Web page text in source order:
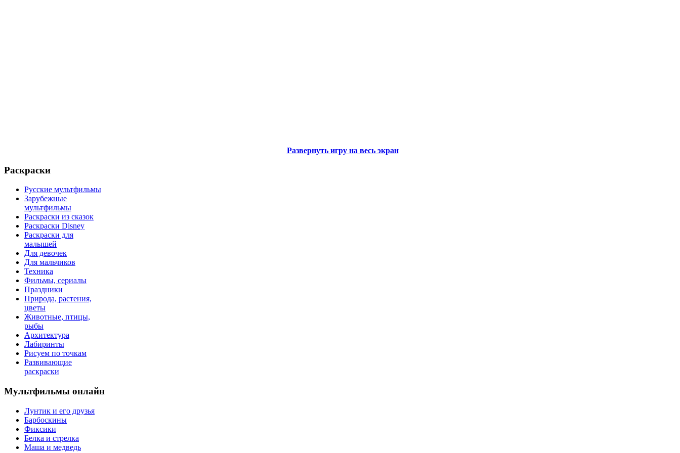
Развернуть игру на весь экран
Раскраски
Русские мультфильмы
Зарубежные
мультфильмы
Раскраски из сказок
Раскраски Disney
Раскраски для
малышей
Для девочек
Для мальчиков
Техника
Фильмы, сериалы
Праздники
Природа, растения,
цветы
Животные, птицы,
рыбы
Архитектура
Лабиринты
Рисуем по точкам
Развивающие
раскраски
Мультфильмы онлайн
Лунтик и его друзья
Барбоскины
Фиксики
Белка и стрелка
Маша и медведь